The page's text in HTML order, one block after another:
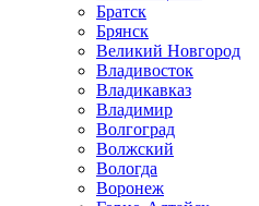
Братск
Брянск
Великий Новгород
Владивосток
Владикавказ
Владимир
Волгоград
Волжский
Вологда
Воронеж